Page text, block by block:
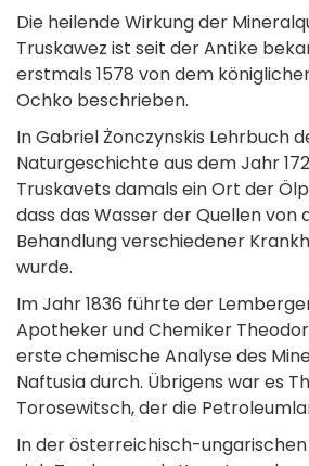
Die heilende Wirkung der
Truskawez ist seit der Antike
erstmals 1578 von dem
Ochko beschrieben.
In Gabriel Żonczynskis Lehrbuch
Naturgeschichte aus dem Jahr
Truskavets damals ein Ort der
dass das Wasser der Quellen von
Behandlung verschiedener
wurde.
Im Jahr 1836 führte der
Apotheker und Chemiker
erste chemische Analyse des
Naftusia durch. Übrigens war es
Torosewitsch, der die
In der österreichisch-